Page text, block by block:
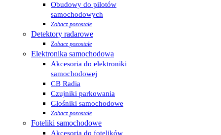
Obudowy do pilotów
samochodowych
Zobacz pozostałe
Detektory radarowe
Zobacz pozostałe
Elektronika samochodowa
Akcesoria do elektroniki
samochodowej
CB Radia
Czujniki parkowania
Głośniki samochodowe
Zobacz pozostałe
Foteliki samochodowe
Akcesoria do fotelików